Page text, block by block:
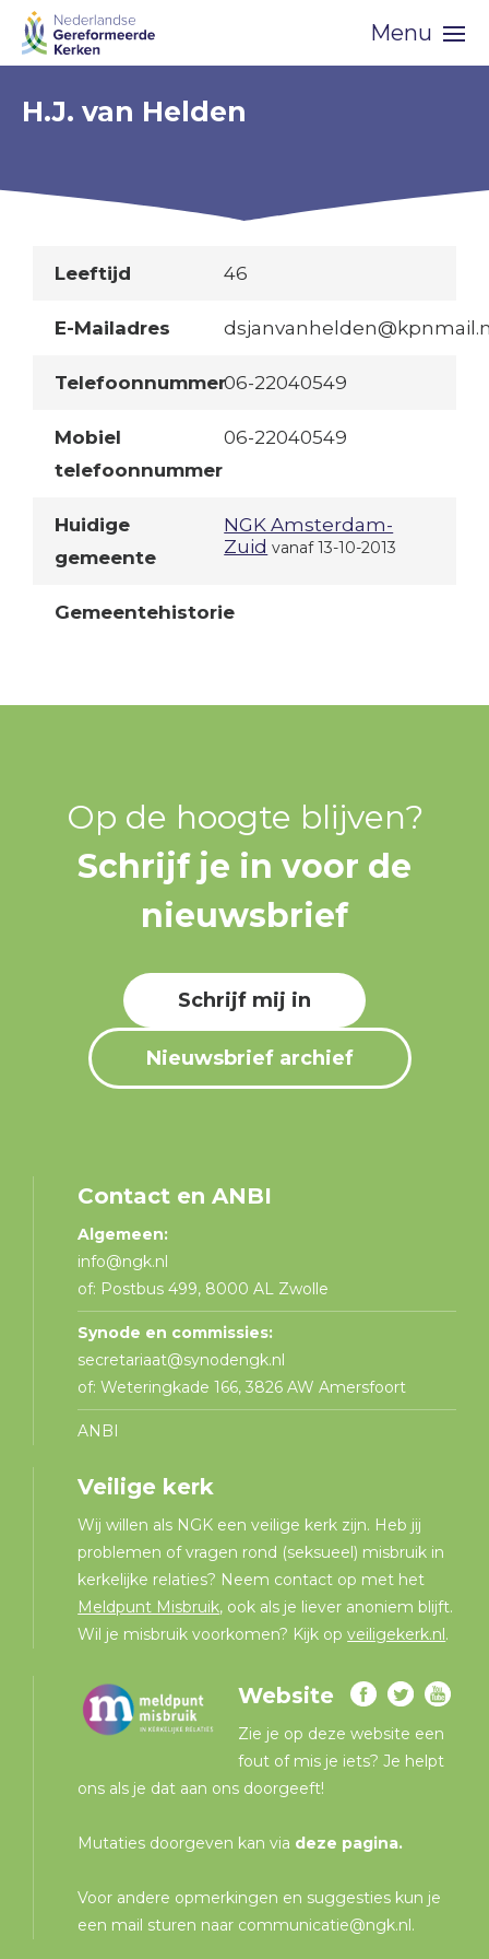
Skip
navigation
Menu
H.J. van Helden
Leeftijd 46
E-Mailadres
Telefoonnummer06-22040549
Mobiel
telefoonnummer
06-22040549
Huidige
gemeente
NGK Amsterdam-
Zuid vanaf 13-10-2013
Gemeentehistorie
Op de hoogte blijven?
Schrijf je in voor de
nieuwsbrief
Schrijf mij in
Nieuwsbrief archief
Contact en ANBI
Algemeen:
info@ngk.nl
of: Postbus 499, 8000 AL Zwolle
Synode en commissies:
secretariaat@synodengk.nl
of: Weteringkade 166, 3826 AW Amersfoort
ANBI
Veilige kerk
Wij willen als NGK een veilige kerk zijn. Heb jij
problemen of vragen rond (seksueel) misbruik in
kerkelijke relaties? Neem contact op met het
Meldpunt Misbruik, ook als je liever anoniem blijft.
Wil je misbruik voorkomen? Kijk opveiligekerk.nl.
Website
Zie je op deze website een
fout of mis je iets? Je helpt
ons als je dat aan ons doorgeeft!
Mutaties doorgeven kan via deze pagina.
Voor andere opmerkingen en suggesties kun je
een mail sturen naar communicatie@ngk.nl.